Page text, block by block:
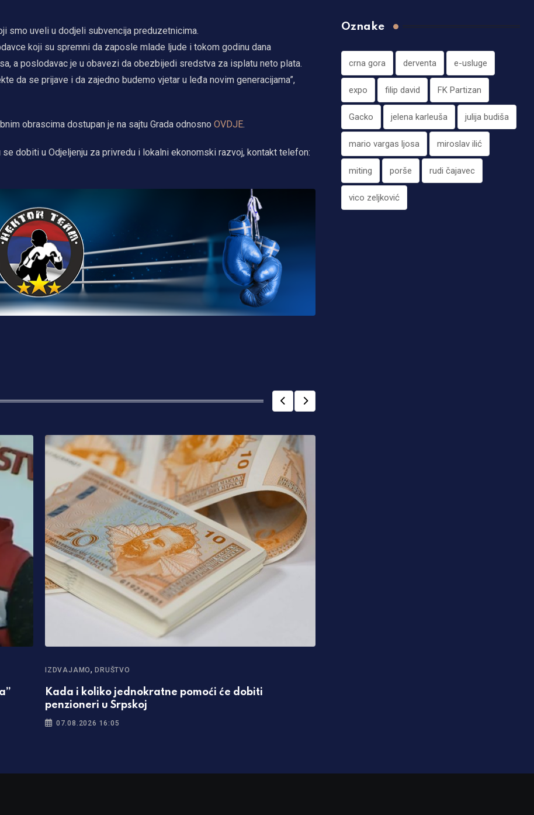
smo uveli u dodjeli subvencija preduzetnicima.
koji su spremni da zaposle mlade ljude i tokom godinu dana
a poslodavac je u obavezi da obezbijedi sredstva za isplatu neto plata.
da se prijave i da zajedno budemo vjetar u leđa novim generacijama”,
obrascima dostupan je na sajtu Grada odnosno OVDJE.
dobiti u Odjeljenju za privredu i lokalni ekonomski razvoj, kontakt telefon:
IZDVAJAMO,DRUŠTVO
Kada i koliko jednokratne pomoći će dobiti
penzioneri u Srpskoj
07.08.2026 16:05
Oznake
crna gora derventa e-usluge
expo filip david FK Partizan
Gacko jelena karleuša julija budiša
mario vargas ljosa miroslav ilić
miting porše rudi čajavec
vico zeljković